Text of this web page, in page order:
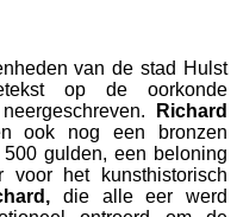
van de stad Hulst
op de oorkonde
Richard
ook nog een bronzen
gulden, een beloning
het kunsthistorisch
die alle eer werd